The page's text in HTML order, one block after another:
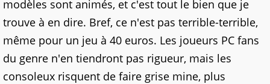
modèles sont animés, et c'est tout le bien que je
trouve à en dire. Bref, ce n'est pas terrible-terrible,
même pour un jeu à 40 euros. Les joueurs PC fans
du genre n'en tiendront pas rigueur, mais les
consoleux risquent de faire grise mine, plus